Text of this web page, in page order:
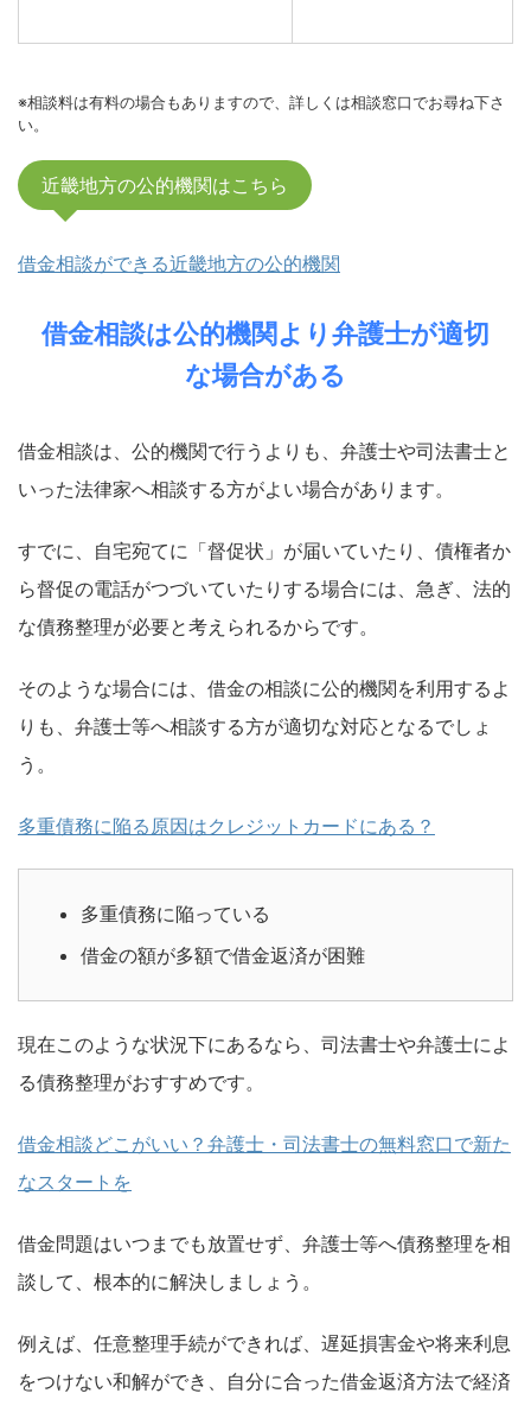
※相談料は有料の場合もありますので、詳しくは相談窓口でお尋ね下さ
い。
近畿地方の公的機関はこちら
借金相談ができる近畿地方の公的機関
借金相談は公的機関より弁護士が適切
な場合がある
借金相談は、公的機関で行うよりも、弁護士や司法書士と
いった法律家へ相談する方がよい場合があります。
すでに、自宅宛てに「督促状」が届いていたり、債権者か
ら督促の電話がつづいていたりする場合には、急ぎ、法的
な債務整理が必要と考えられるからです。
そのような場合には、借金の相談に公的機関を利用するよ
りも、弁護士等へ相談する方が適切な対応となるでしょ
う。
多重債務に陥る原因はクレジットカードにある？
多重債務に陥っている
借金の額が多額で借金返済が困難
現在このような状況下にあるなら、司法書士や弁護士によ
る債務整理がおすすめです。
借金相談どこがいい？弁護士・司法書士の無料窓口で新た
なスタートを
借金問題はいつまでも放置せず、弁護士等へ債務整理を相
談して、根本的に解決しましょう。
例えば、任意整理手続ができれば、遅延損害金や将来利息
をつけない和解ができ、自分に合った借金返済方法で経済